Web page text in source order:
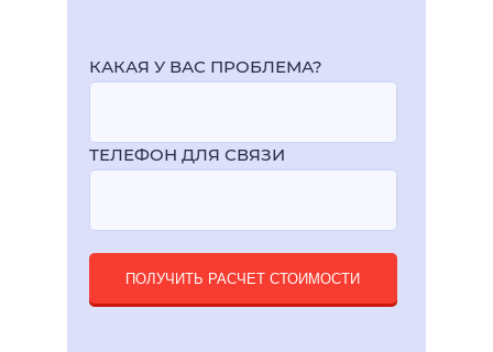
КАКАЯ У ВАС ПРОБЛЕМА?
ТЕЛЕФОН ДЛЯ СВЯЗИ
ПОЛУЧИТЬ РАСЧЕТ СТОИМОСТИ